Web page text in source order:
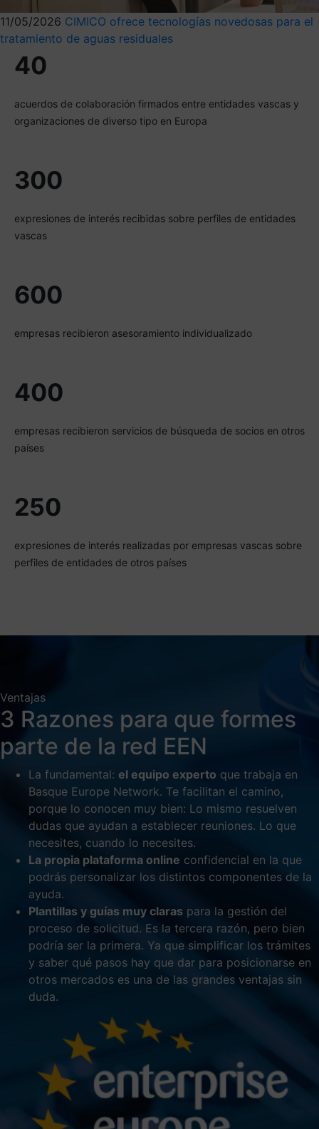
11/05/2026 CIMICO ofrece tecnologías novedosas para el
tratamiento de aguas residuales
40
acuerdos de colaboración firmados entre entidades vascas y
organizaciones de diverso tipo en Europa
300
expresiones de interés recibidas sobre perfiles de entidades
vascas
600
empresas recibieron asesoramiento individualizado
400
empresas recibieron servicios de búsqueda de socios en otros
países
250
expresiones de interés realizadas por empresas vascas sobre
perfiles de entidades de otros países
Ventajas
3 Razones para que formes
parte de la red EEN
La fundamental: el equipo experto que trabaja en
Basque Europe Network. Te facilitan el camino,
porque lo conocen muy bien: Lo mismo resuelven
dudas que ayudan a establecer reuniones. Lo que
necesites, cuando lo necesites.
La propia plataforma online confidencial en la que
podrás personalizar los distintos componentes de la
ayuda.
Plantillas y guías muy claras para la gestión del
proceso de solicitud. Es la tercera razón, pero bien
podría ser la primera. Ya que simplificar los trámites
y saber qué pasos hay que dar para posicionarse en
otros mercados es una de las grandes ventajas sin
duda.